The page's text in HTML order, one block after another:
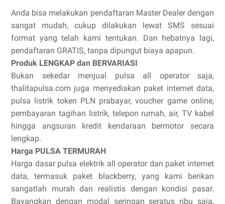
Anda bisa melakukan pendaftaran Master Dealer dengan
sangat mudah, cukup dilakukan lewat SMS sesuai
format yang telah kami tentukan. Dan hebatnya lagi,
pendaftaran GRATIS, tanpa dipungut biaya apapun.
Produk LENGKAP dan BERVARIASI
Bukan sekedar menjual pulsa all operator saja,
thalitapulsa.com juga menyediakan paket internet data,
pulsa listrik token PLN prabayar, voucher game online,
pembayaran tagihan listrik, telepon rumah, air, TV kabel
hingga angsuran kredit kendaraan bermotor secara
lengkap.
Harga PULSA TERMURAH
Harga dasar pulsa elektrik all operator dan paket internet
data, termasuk paket blackberry, yang kami berikan
sangatlah murah dan realistis dengan kondisi pasar.
Bayangkan dengan modal seringan seratus ribu saja,